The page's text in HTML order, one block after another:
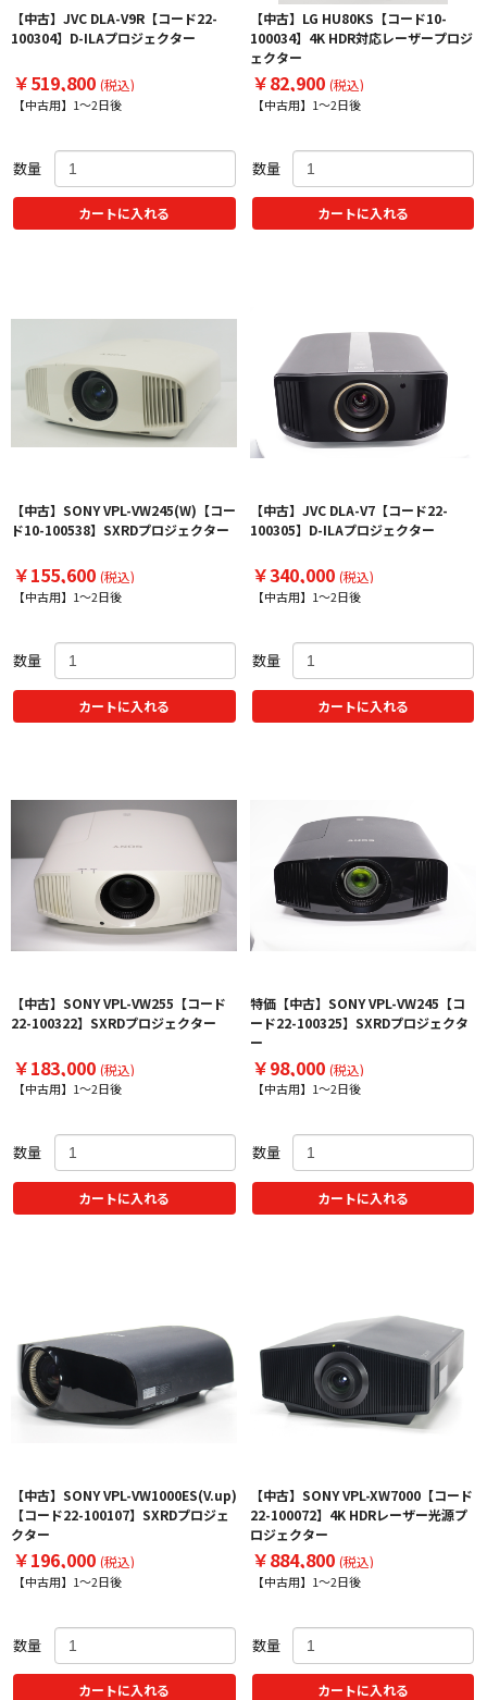
【中古】JVC DLA-V9R【コード22-
100304】D-ILAプロジェクター
￥519,800 (税込)
【中古用】1～2日後
数量
カートに入れる
【中古】LG HU80KS【コード10-
100034】4K HDR対応レーザープロジ
ェクター
￥82,900 (税込)
【中古用】1～2日後
数量
カートに入れる
【中古】SONY VPL-VW245(W)【コー
ド10-100538】SXRDプロジェクター
￥155,600 (税込)
【中古用】1～2日後
数量
カートに入れる
【中古】JVC DLA-V7【コード22-
100305】D-ILAプロジェクター
￥340,000 (税込)
【中古用】1～2日後
数量
カートに入れる
【中古】SONY VPL-VW255【コード
22-100322】SXRDプロジェクター
￥183,000 (税込)
【中古用】1～2日後
数量
カートに入れる
特価【中古】SONY VPL-VW245【コ
ード22-100325】SXRDプロジェクタ
ー
￥98,000 (税込)
【中古用】1～2日後
数量
カートに入れる
【中古】SONY VPL-VW1000ES(V.up)
【コード22-100107】SXRDプロジェ
クター
￥196,000 (税込)
【中古用】1～2日後
数量
カートに入れる
【中古】SONY VPL-XW7000【コード
22-100072】4K HDRレーザー光源プ
ロジェクター
￥884,800 (税込)
【中古用】1～2日後
数量
カートに入れる